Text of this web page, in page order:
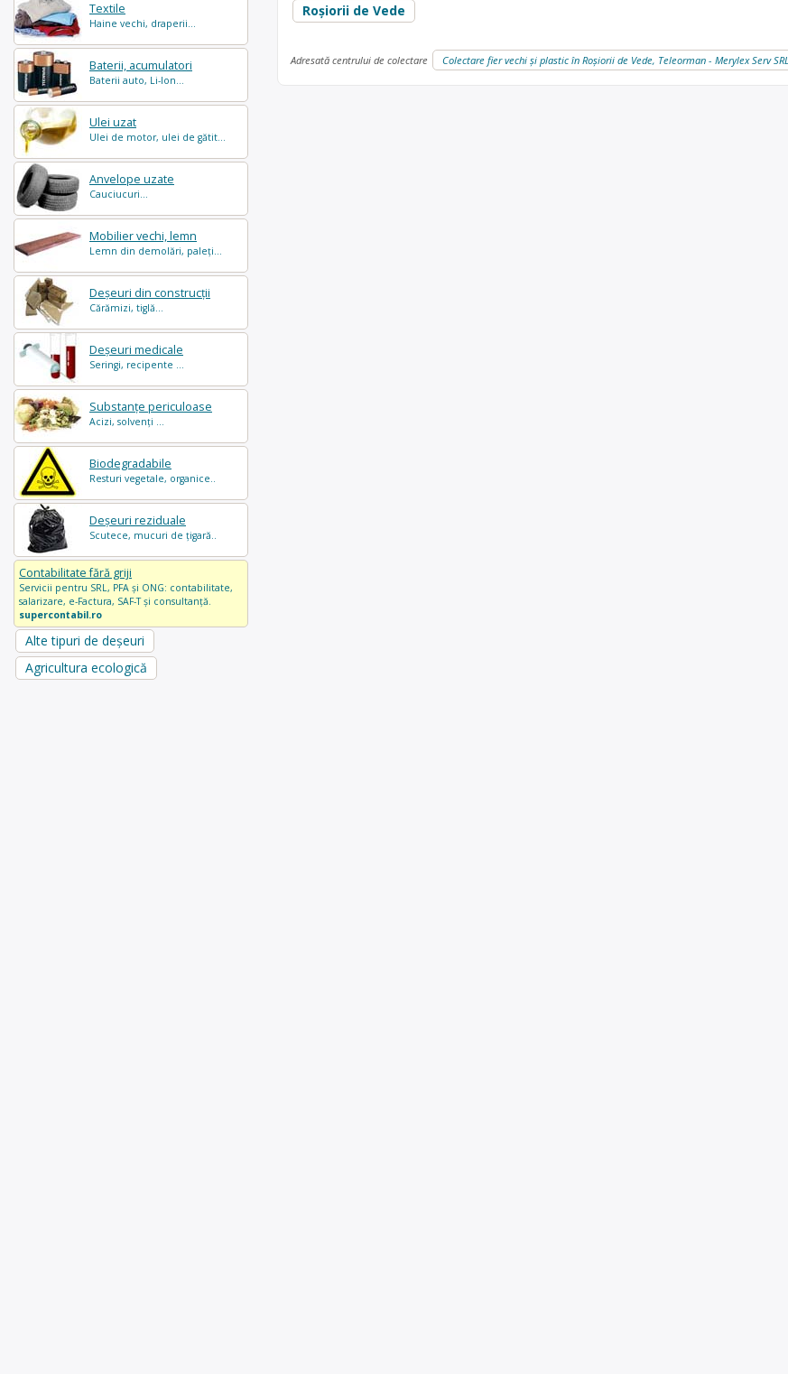
Textile
Haine vechi, draperii...
Baterii, acumulatori
Baterii auto, Li-Ion...
Ulei uzat
Ulei de motor, ulei de gătit...
Anvelope uzate
Cauciucuri...
Mobilier vechi, lemn
Lemn din demolări, paleți...
Deșeuri din construcții
Cărămizi, tiglă...
Deșeuri medicale
Seringi, recipente ...
Substanțe periculoase
Acizi, solvenți ...
Biodegradabile
Resturi vegetale, organice..
Deșeuri reziduale
Scutece, mucuri de țigară..
Contabilitate fără griji
Servicii pentru SRL, PFA și ONG: contabilitate,
salarizare, e-Factura, SAF-T și consultanță.
supercontabil.ro
Alte tipuri de deșeuri
Agricultura ecologică
Roșiorii de Vede
Adresată centrului de colectare Colectare fier vechi și plastic în Roșiorii de Vede, Teleorman - Merylex Serv SRL